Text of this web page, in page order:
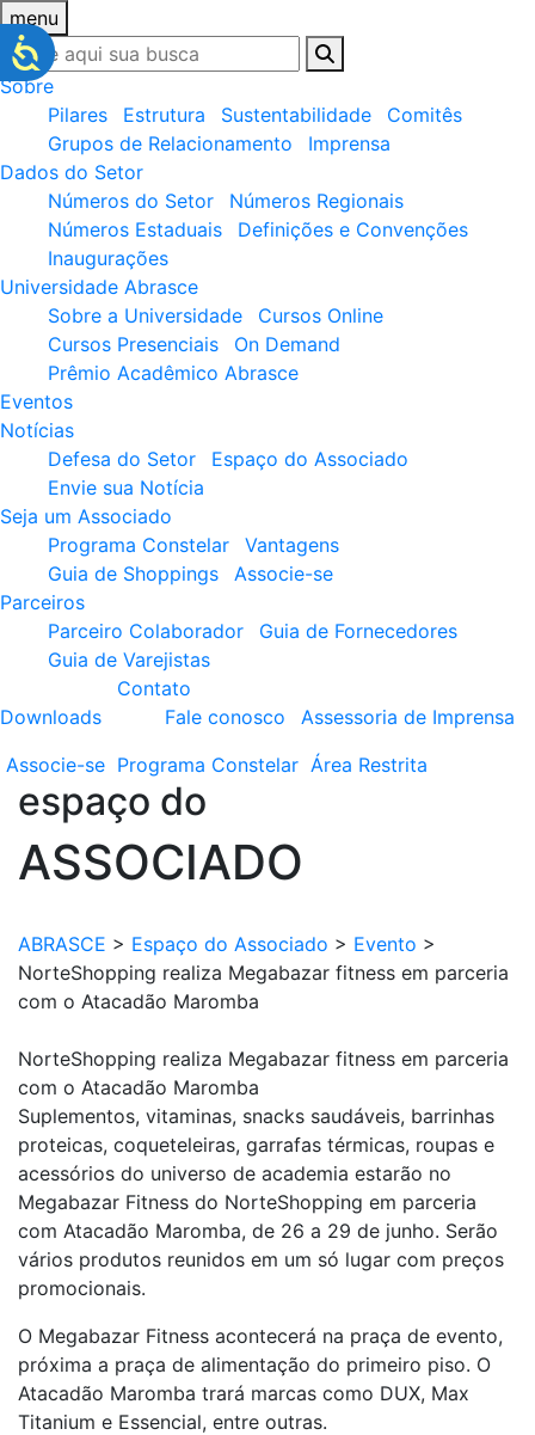
menu
Sobre
Pilares
Estrutura Sustentabilidade
Comitês
Grupos de Relacionamento
Imprensa
Dados do Setor
Números do Setor
Números Regionais
Números Estaduais
Definições e Convenções
Inaugurações
Universidade Abrasce
Sobre a Universidade
Cursos Online
Cursos Presenciais
On Demand
Prêmio Acadêmico Abrasce
Eventos
Notícias
Defesa do Setor
Espaço do Associado
Envie sua Notícia
Seja um Associado
Programa Constelar
Vantagens
Guia de Shoppings
Associe-se
Parceiros
Parceiro Colaborador
Guia de Fornecedores
Guia de Varejistas
Downloads
Contato
Fale conosco
Assessoria de Imprensa
Associe-se Programa Constelar Área Restrita
espaço do
ASSOCIADO
ABRASCE > Espaço do Associado > Evento >
NorteShopping realiza Megabazar fitness em parceria
com o Atacadão Maromba
NorteShopping realiza Megabazar fitness em parceria
com o Atacadão Maromba
Suplementos, vitaminas, snacks saudáveis, barrinhas
proteicas, coqueteleiras, garrafas térmicas, roupas e
acessórios do universo de academia estarão no
Megabazar Fitness do NorteShopping em parceria
com Atacadão Maromba, de 26 a 29 de junho. Serão
vários produtos reunidos em um só lugar com preços
promocionais.
O Megabazar Fitness acontecerá na praça de evento,
próxima a praça de alimentação do primeiro piso. O
Atacadão Maromba trará marcas como DUX, Max
Titanium e Essencial, entre outras.